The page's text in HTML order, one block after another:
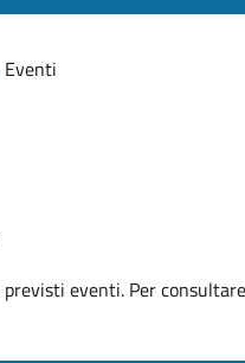
Eventi
eventi. Per